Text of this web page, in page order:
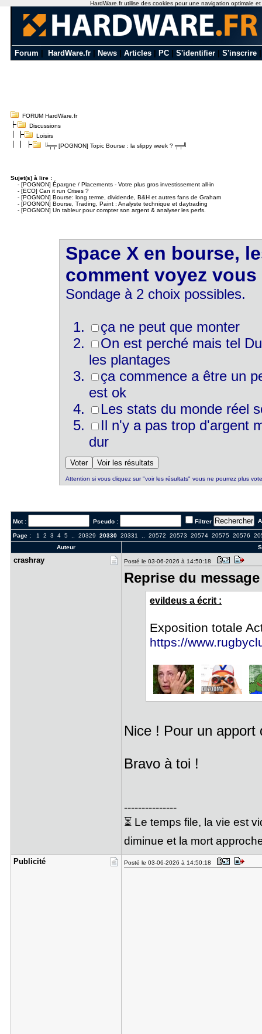
Forum HardWare.fr News Articles PC S'identifier S'inscrire
FORUM HardWare.fr
Discussions
Loisirs
╚╤╤ [POGNON] Topic Bourse : la slippy week ? ╤╤╝
Sujet(s) à lire :
- [POGNON] Épargne / Placements - Votre plus gros investissement all-in
- [ECO] Can it run Crises ?
- [POGNON] Bourse: long terme, dividende, B&H et autres fans de Graham
- [POGNON] Bourse, Trading, Paint : Analyste technique et daytrading
- [POGNON] Un tableur pour compter son argent & analyser les perfs.
Space X en bourse,
comment voyez
Sondage à 2 choix possibles.
ça ne peut que monter
On est perché mais tel
les plantages
ça commence a être un
est ok
Les stats du monde réel
Il n'y a pas trop d'argent
dur
Attention si vous cliquez sur "voir les résultats" vous ne pourrez plus
Mot : Pseudo : Filtrer
Page : 1 2 3 4 5.. 20329 20330 20331 20572 20573 20574 20575 20576
Auteur
crashray Posté le 03-06-2026 à 14:50:18
Reprise du
evildeus a écrit :
Exposition totale
https://
Nice ! Pour un apport
Bravo à toi !
---------------
⏳ Le temps file, la vie est
diminue et la mort
Publicité Posté le 03-06-2026 à 14:50:18
HardWare.fr utilise des cookies pour une navigation optimale